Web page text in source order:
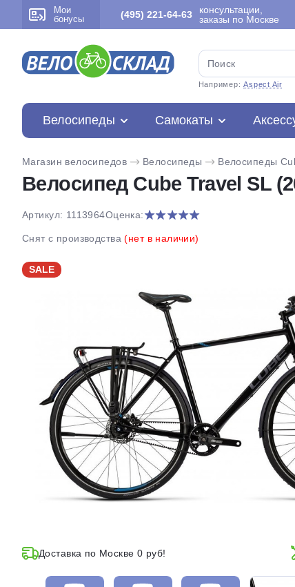
Мои
бонусы
(495) 221-64-63
консультации,
заказы по Москве
Например:Aspect Air
Велосипеды Самокаты
Магазин велосипедов Велосипеды Велосипеды
Велосипед Cube Travel SL
Артикул: 1113964Оценка:
Снят с производства(нет в наличии)
SALE
Доставка по Москве 0 руб!